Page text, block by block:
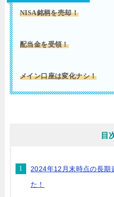
NISA銘柄を売却！
配当金を受領！
メイン口座は変化ナシ！
目
2024年12月末時点の長期
た！